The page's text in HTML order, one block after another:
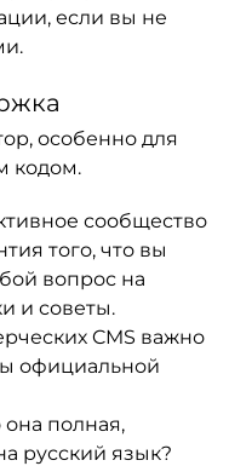
если вы не
особенно для
кодом.
сообщество
того, что вы
вопрос на
и советы.
CMS важно
официальной
она полная,
русский язык?